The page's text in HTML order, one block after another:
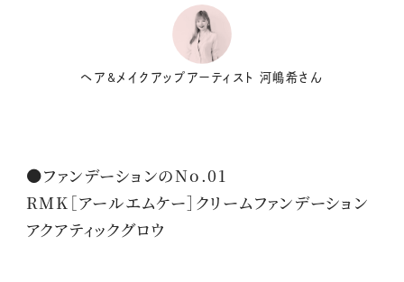
ヘア&メイクアップアーティスト 河嶋希さん
●ファンデーションのNo.01
RMK［アールエムケー］クリームファンデーション
アクアティックグロウ